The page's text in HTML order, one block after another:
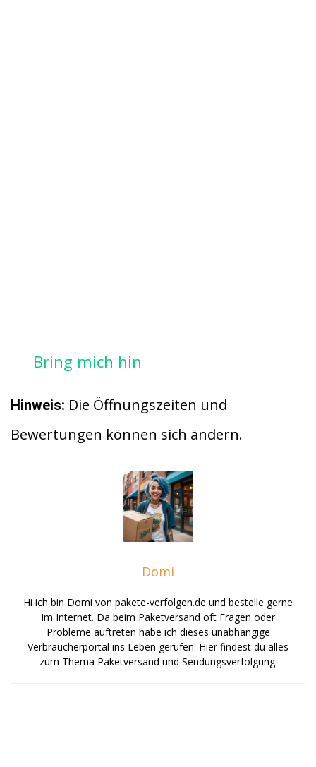
Bring mich hin
Hinweis: Die Öffnungszeiten und
Bewertungen können sich ändern.
Domi
Hi ich bin Domi von pakete-verfolgen.de und bestelle gerne
im Internet. Da beim Paketversand oft Fragen oder
Probleme auftreten habe ich dieses unabhängige
Verbraucherportal ins Leben gerufen. Hier findest du alles
zum Thema Paketversand und Sendungsverfolgung.